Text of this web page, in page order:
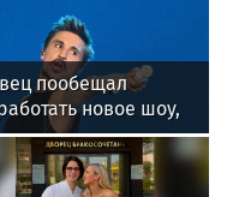
пообещал
новое шоу,
критике